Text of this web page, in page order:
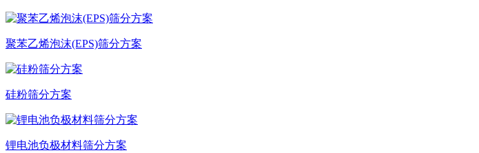
聚苯乙烯泡沫(EPS)筛分方案
硅粉筛分方案
锂电池负极材料筛分方案